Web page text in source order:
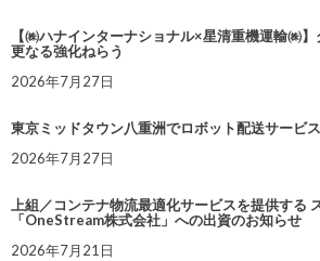
【㈱ハナインターナショナル×星清重機運輸㈱
更なる強化ねらう
2026年7月27日
東京ミッドタウン八重洲でロボット配送サービ
2026年7月27日
上組／コンテナ物流最適化サービスを提供する
「OneStream株式会社」への出資のお知らせ
2026年7月21日